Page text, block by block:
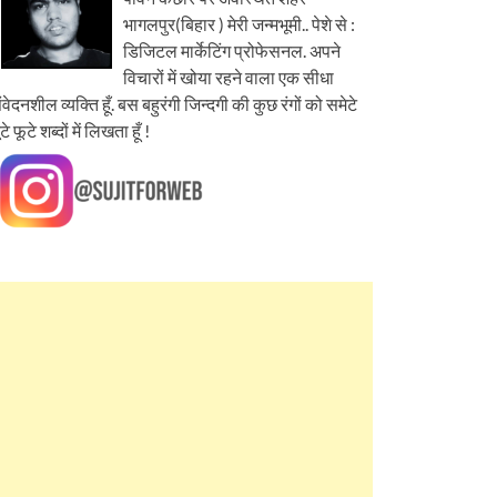
भागलपुर(बिहार ) मेरी जन्मभूमी.. पेशे से :
डिजिटल मार्केटिंग प्रोफेसनल. अपने
विचारों में खोया रहने वाला एक सीधा
व्यक्ति हूँ. बस बहुरंगी जिन्दगी की कुछ रंगों को समेटे
फूटे शब्दों में लिखता हूँ !